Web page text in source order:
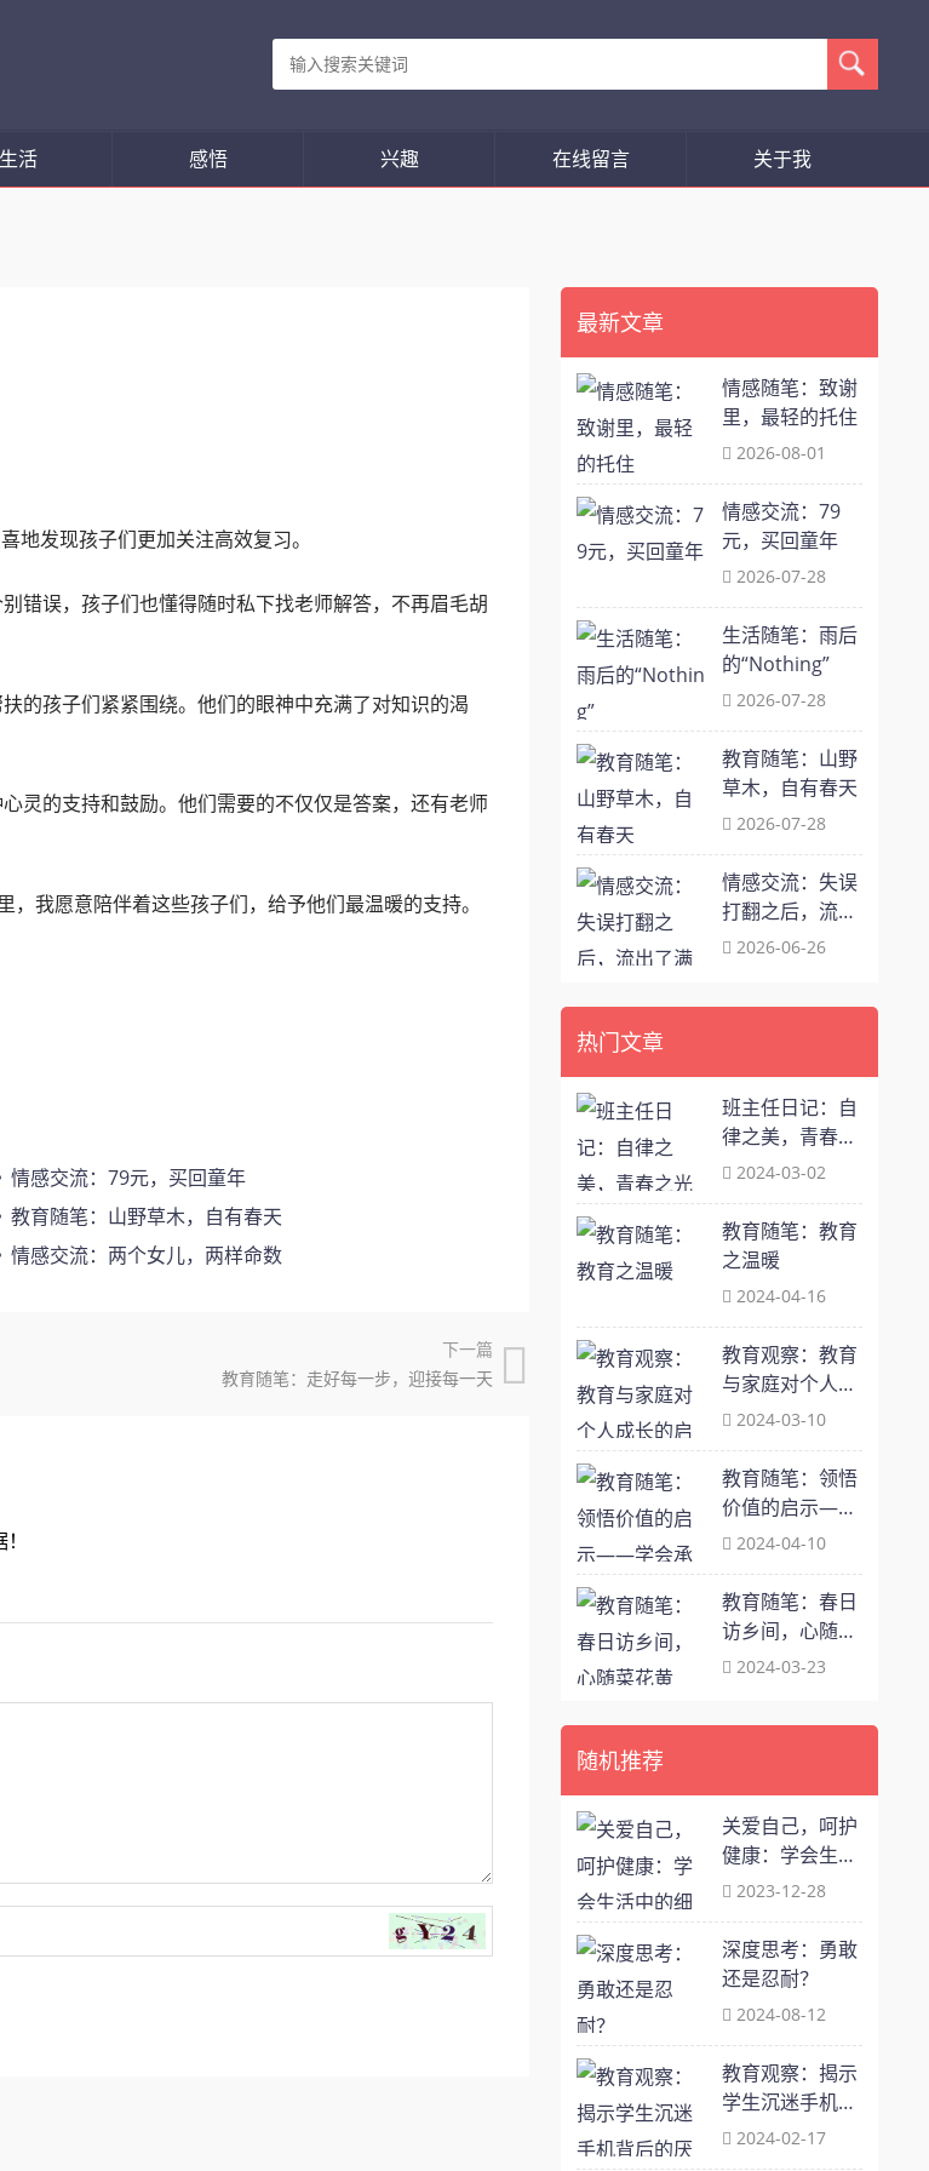
生活 感悟 兴趣 在线留言 关于我
最新文章
情感随笔：致谢
里，最轻的托住
2026-08-01
情感交流：79
元，买回童年
2026-07-28
生活随笔：雨后
的“Nothing”
2026-07-28
教育随笔：山野
草木，自有春天
2026-07-28
情感交流：失误
打翻之后，流出
了满地温柔
2026-06-26
热门文章
班主任日记：自
律之美，青春之
光2024-03-02
教育随笔：教育
之温暖
2024-04-16
教育观察：教育
与家庭对个人成
长的启示 ——初
《你当像鸟飞往
你的山》
2024-03-10
教育随笔：领悟
价值的启示——
学会承担责任
2024-04-10
教育随笔：春日
访乡间，心随菜
花黄
2024-03-23
随机推荐
关爱自己，呵护
健康：学会生活
中的细节照顾
2023-12-28
深度思考：勇敢
还是忍耐？
2024-08-12
教育观察：揭示
学生沉迷手机背
后的厌学心理
2024-02-17
地发现孩子们更加关注高效复习。
误，孩子们也懂得随时私下找老师解答，不再眉毛胡
孩子们紧紧围绕。他们的眼神中充满了对知识的渴
的支持和鼓励。他们需要的不仅仅是答案，还有老师
我愿意陪伴着这些孩子们，给予他们最温暖的支持。
情感交流：79元，买回童年
教育随笔：山野草木，自有春天
情感交流：两个女儿，两样命数
下一篇
教育随笔：走好每一步，迎接每一天